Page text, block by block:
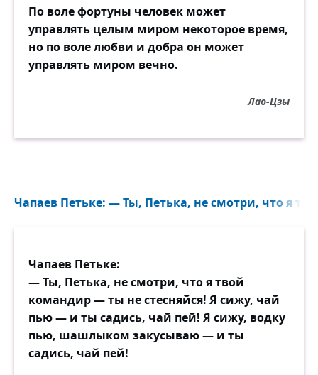
По воле фортуны человек может
управлять целым миром некоторое время,
но по воле любви и добра он может
управлять миром вечно.
Лао-Цзы
Чапаев Петьке: — Ты, Петька, не смотри, что я
Чапаев Петьке:
— Ты, Петька, не смотри, что я твой
командир — ты не стесняйся! Я сижу, чай
пью — и ты садись, чай пей! Я сижу, водку
пью, шашлыком закусываю — и ты
садись, чай пей!